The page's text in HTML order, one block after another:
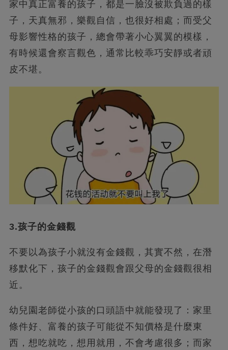
家中真正富養的孩子，都是一臉沒被欺負過的樣
子，天真無邪，樂觀自信，也很好相處；而受父
母影響性格的孩子，總會帶著小心翼翼的模樣，
有時候還會察言觀色，通常比較乖巧安靜或者頑
皮不堪。
3.孩子的金錢觀
不要以為孩子小就沒有金錢觀，其實不然，在潛
移默化下，孩子的金錢觀會跟父母的金錢觀很相
近。
幼兒園老師從小孩的口頭語中就能發現了：家里
條件好、富養的孩子可能從不知價格是什麼東
西，想吃就吃，想用就用，不會考慮很多；而家